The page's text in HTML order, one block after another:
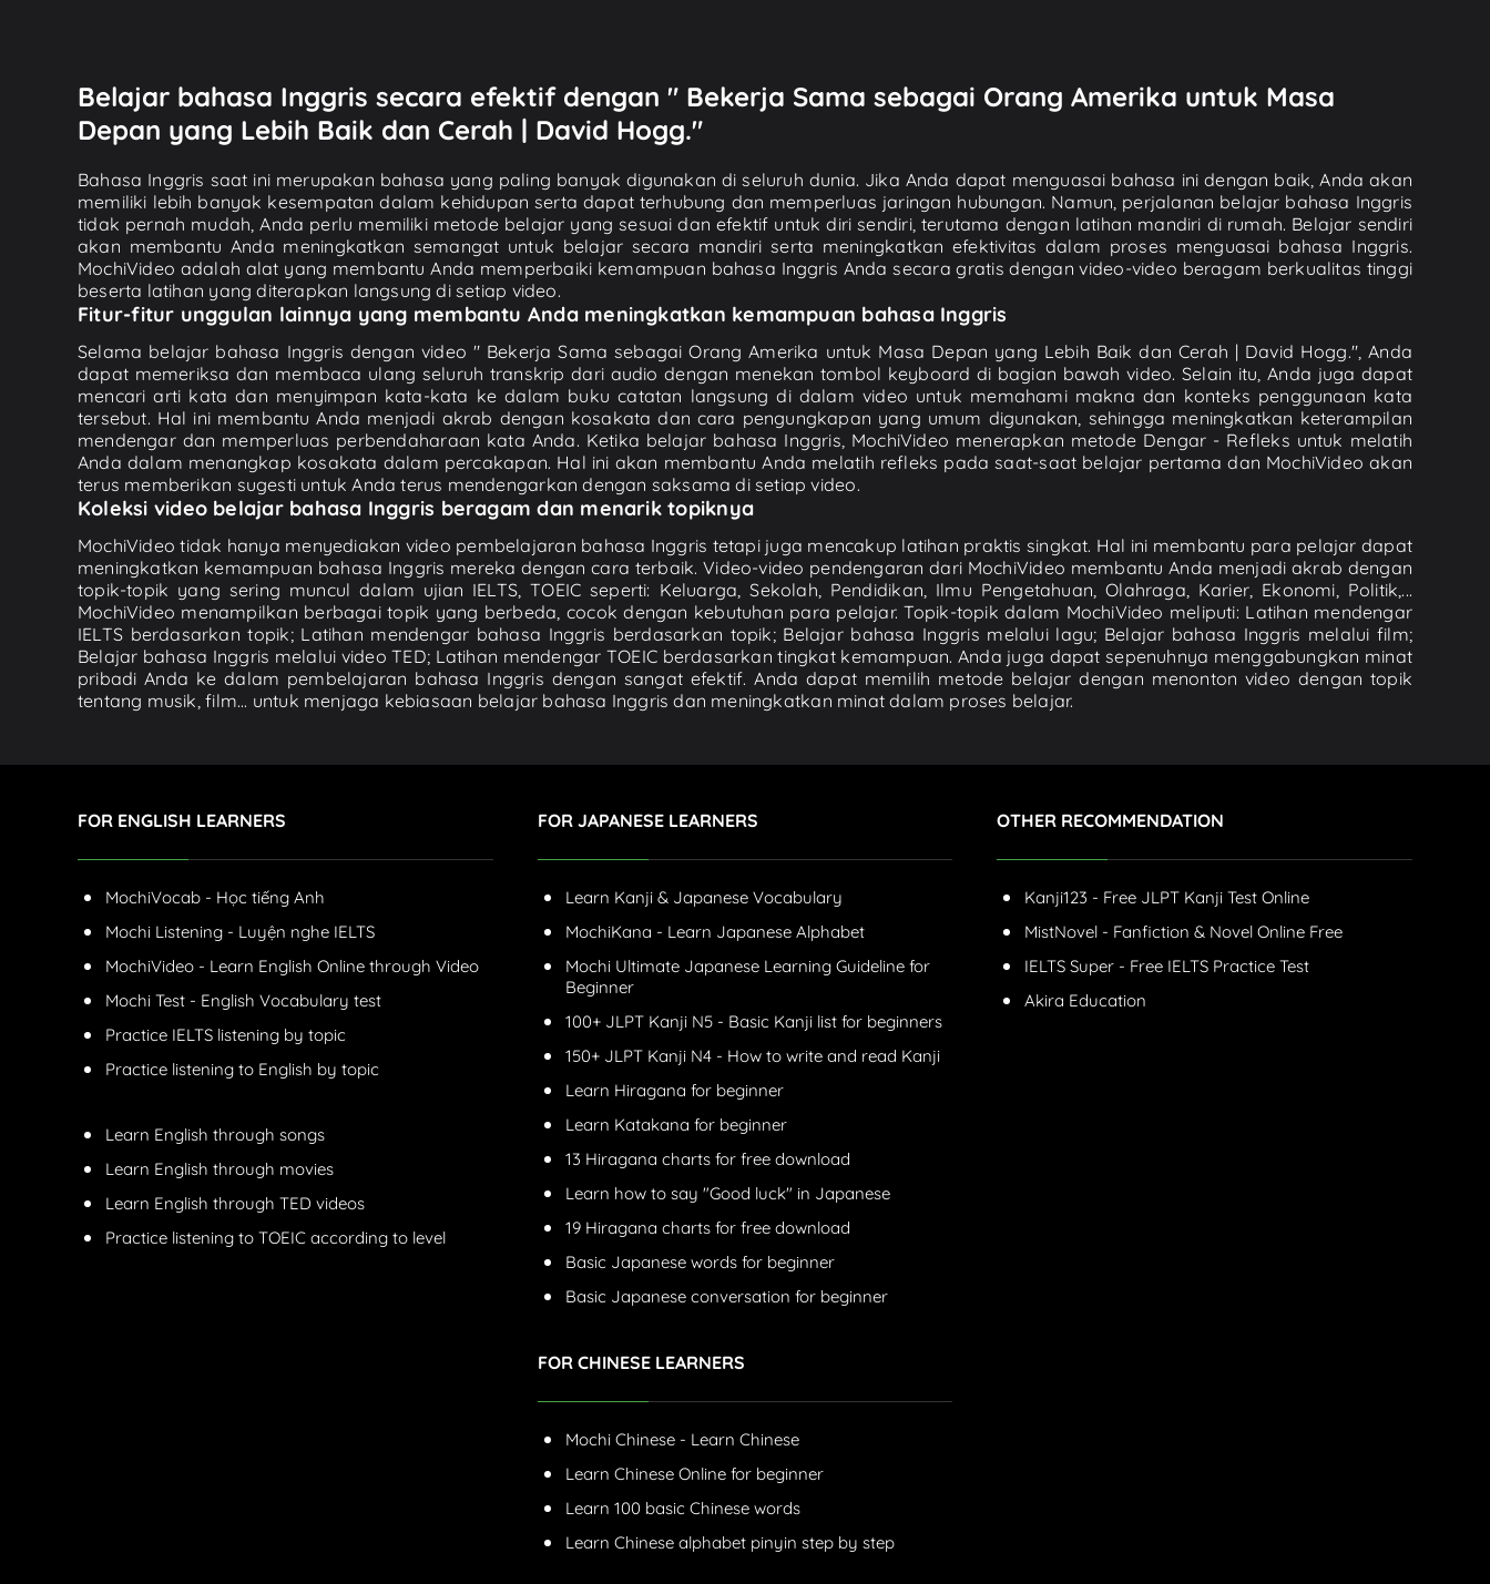
Belajar bahasa Inggris secara efektif dengan " Bekerja Sama sebagai Orang Amerika untuk Masa
Depan yang Lebih Baik dan Cerah | David Hogg."
Bahasa Inggris saat ini merupakan bahasa yang paling banyak digunakan di seluruh dunia. Jika Anda dapat menguasai bahasa ini dengan baik, Anda akan
memiliki lebih banyak kesempatan dalam kehidupan serta dapat terhubung dan memperluas jaringan hubungan. Namun, perjalanan belajar bahasa Inggris
tidak pernah mudah, Anda perlu memiliki metode belajar yang sesuai dan efektif untuk diri sendiri, terutama dengan latihan mandiri di rumah. Belajar sendiri
akan membantu Anda meningkatkan semangat untuk belajar secara mandiri serta meningkatkan efektivitas dalam proses menguasai bahasa Inggris.
MochiVideo adalah alat yang membantu Anda memperbaiki kemampuan bahasa Inggris Anda secara gratis dengan video-video beragam berkualitas tinggi
beserta latihan yang diterapkan langsung di setiap video.
Fitur-fitur unggulan lainnya yang membantu Anda meningkatkan kemampuan bahasa Inggris
Selama belajar bahasa Inggris dengan video " Bekerja Sama sebagai Orang Amerika untuk Masa Depan yang Lebih Baik dan Cerah | David Hogg.", Anda
dapat memeriksa dan membaca ulang seluruh transkrip dari audio dengan menekan tombol keyboard di bagian bawah video. Selain itu, Anda juga dapat
mencari arti kata dan menyimpan kata-kata ke dalam buku catatan langsung di dalam video untuk memahami makna dan konteks penggunaan kata
tersebut. Hal ini membantu Anda menjadi akrab dengan kosakata dan cara pengungkapan yang umum digunakan, sehingga meningkatkan keterampilan
mendengar dan memperluas perbendaharaan kata Anda. Ketika belajar bahasa Inggris, MochiVideo menerapkan metode Dengar - Refleks untuk melatih
Anda dalam menangkap kosakata dalam percakapan. Hal ini akan membantu Anda melatih refleks pada saat-saat belajar pertama dan MochiVideo akan
terus memberikan sugesti untuk Anda terus mendengarkan dengan saksama di setiap video.
Koleksi video belajar bahasa Inggris beragam dan menarik topiknya
MochiVideo tidak hanya menyediakan video pembelajaran bahasa Inggris tetapi juga mencakup latihan praktis singkat. Hal ini membantu para pelajar dapat
meningkatkan kemampuan bahasa Inggris mereka dengan cara terbaik. Video-video pendengaran dari MochiVideo membantu Anda menjadi akrab dengan
topik-topik yang sering muncul dalam ujian IELTS, TOEIC seperti: Keluarga, Sekolah, Pendidikan, Ilmu Pengetahuan, Olahraga, Karier, Ekonomi, Politik,...
MochiVideo menampilkan berbagai topik yang berbeda, cocok dengan kebutuhan para pelajar. Topik-topik dalam MochiVideo meliputi: Latihan mendengar
IELTS berdasarkan topik; Latihan mendengar bahasa Inggris berdasarkan topik; Belajar bahasa Inggris melalui lagu; Belajar bahasa Inggris melalui film;
Belajar bahasa Inggris melalui video TED; Latihan mendengar TOEIC berdasarkan tingkat kemampuan. Anda juga dapat sepenuhnya menggabungkan minat
pribadi Anda ke dalam pembelajaran bahasa Inggris dengan sangat efektif. Anda dapat memilih metode belajar dengan menonton video dengan topik
tentang musik, film... untuk menjaga kebiasaan belajar bahasa Inggris dan meningkatkan minat dalam proses belajar.
FOR ENGLISH LEARNERS
MochiVocab - Học tiếng Anh
Mochi Listening - Luyện nghe IELTS
MochiVideo - Learn English Online through Video
Mochi Test - English Vocabulary test
Practice IELTS listening by topic
Practice listening to English by topic
Learn English through songs
Learn English through movies
Learn English through TED videos
Practice listening to TOEIC according to level
FOR JAPANESE LEARNERS
Learn Kanji & Japanese Vocabulary
MochiKana - Learn Japanese Alphabet
Mochi Ultimate Japanese Learning Guideline for
Beginner
100+ JLPT Kanji N5 - Basic Kanji list for beginners
150+ JLPT Kanji N4 - How to write and read Kanji
Learn Hiragana for beginner
Learn Katakana for beginner
13 Hiragana charts for free download
Learn how to say "Good luck" in Japanese
19 Hiragana charts for free download
Basic Japanese words for beginner
Basic Japanese conversation for beginner
FOR CHINESE LEARNERS
Mochi Chinese - Learn Chinese
Learn Chinese Online for beginner
Learn 100 basic Chinese words
Learn Chinese alphabet pinyin step by step
OTHER RECOMMENDATION
Kanji123 - Free JLPT Kanji Test Online
MistNovel - Fanfiction & Novel Online Free
IELTS Super - Free IELTS Practice Test
Akira Education